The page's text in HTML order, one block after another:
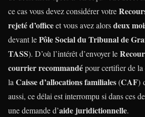
ce cas vous devez considérer votre
rejeté d’officeet vous avez alorsdeux
devant lePôle Social du Tribunal de
TASS). D’où l’intérêt d’envoyer le
courrier recommandépour certifier de la
laCaisse d’allocations familiales(CAF)
aussi, ce délai est interrompu si dans ces
une demande d’aide juridictionnelle.